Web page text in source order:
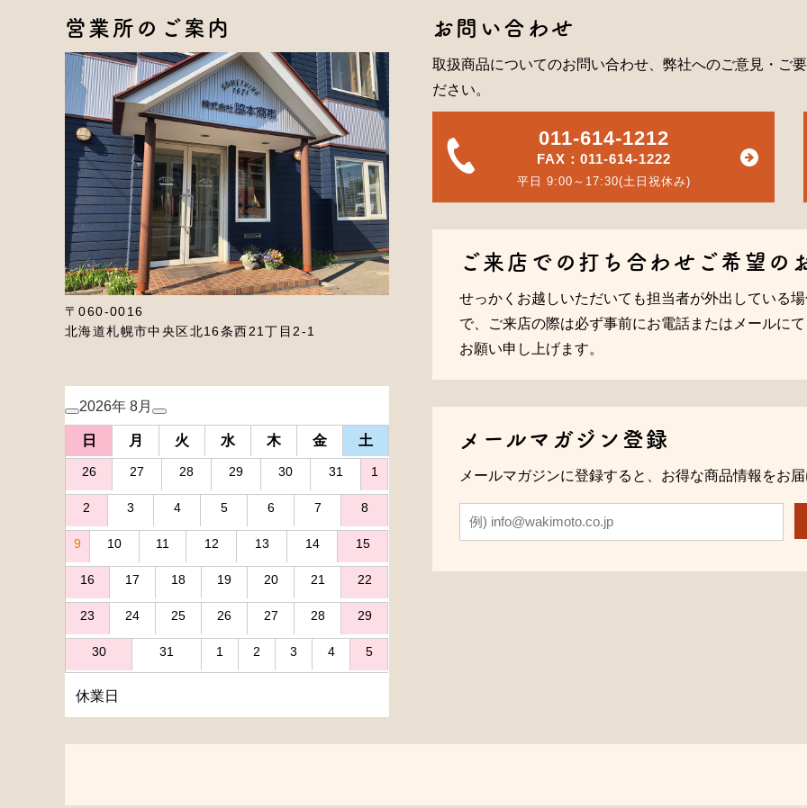
営業所のご案内
〒060-0016
北海道札幌市中央区北16条西21丁目2-1
2026年 8月
日 月 火 水 木 金 土
26 27 28 29 30 31 1
2 3 4 5 6 7 8
9 10 11 12 13 14 15
16 17 18 19 20 21 22
23 24 25 26 27 28 29
30 31 1 2 3 4 5
休業日
お問い合わせ
取扱商品についてのお問い合わせ、弊社へのご意見・ご
ださい。
011-614-1212
FAX：011-614-1222
平日 9:00～17:30(土日祝休み)
ご来店での打ち合わせご希望の
せっかくお越しいただいても担当者が外出している
で、ご来店の際は必ず事前にお電話またはメールに
お願い申し上げます。
メールマガジン登録
メールマガジンに登録すると、お得な商品情報をお届